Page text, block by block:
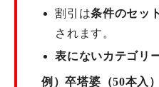
割引は条件のセッ
されます。
表にないカテゴリ
例）卒塔婆（50本入）